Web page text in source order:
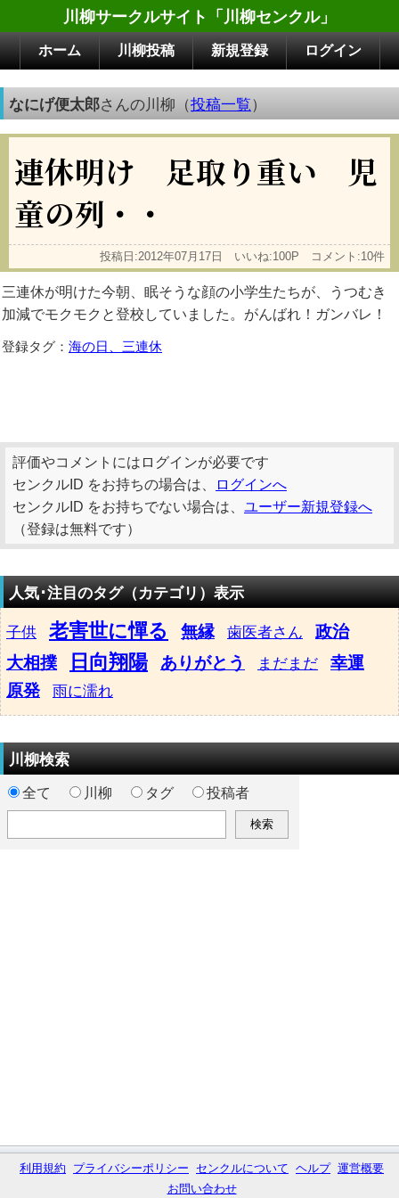
川柳サークルサイト「川柳センクル」
ホーム 川柳投稿 新規登録 ログイン
なにげ便太郎さんの川柳（投稿一覧）
連休明け 足取り重い 児
童の列・・
投稿日:2012年07月17日 いいね:100P コメント:10件
三連休が明けた今朝、眠そうな顔の小学生たちが、うつむき
加減でモクモクと登校していました。がんばれ！ガンバレ！
登録タグ： 海の日、三連休
評価やコメントにはログインが必要です
センクルID をお持ちの場合は、
ログインへ
センクルID をお持ちでない場合は、 ユーザー新規登録へ
（登録は無料です）
人気･注目のタグ（カテゴリ）表示
子供 老害世に憚る 無縁 歯医者さん
政治
大相撲
日向翔陽 ありがとう まだまだ
幸運
原発
雨に濡れ
川柳検索
全て 川柳 タグ 投稿者
利用規約 プライバシーポリシー センクルについて ヘルプ 運営概要
お問い合わせ